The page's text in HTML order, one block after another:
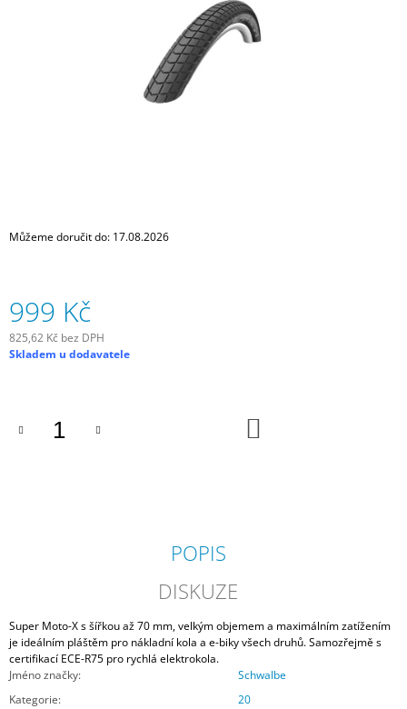
Můžeme doručit do: 17.08.2026
999 Kč
825,62 Kč bez DPH
Měrná
Skladem u dodavatele
POPIS
DISKUZE
Super Moto-X s šířkou až 70 mm, velkým objemem a maximálním zatížením
je ideálním pláštěm pro nákladní kola a e-biky všech druhů. Samozřejmě s
certifikací ECE-R75 pro rychlá elektrokola.
Jméno značky:
Schwalbe
Kategorie:
20